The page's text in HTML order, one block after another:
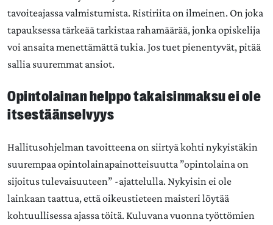
tavoiteajassa valmistumista. Ristiriita on ilmeinen. On joka
tapauksessa tärkeää tarkistaa rahamäärää, jonka opiskelija
voi ansaita menettämättä tukia. Jos tuet pienentyvät, pitää
sallia suuremmat ansiot.
Opintolainan helppo takaisinmaksu ei ole
itsestäänselvyys
Hallitusohjelman tavoitteena on siirtyä kohti nykyistäkin
suurempaa opintolainapainotteisuutta ”opintolaina on
sijoitus tulevaisuuteen” -ajattelulla. Nykyisin ei ole
lainkaan taattua, että oikeustieteen maisteri löytää
kohtuullisessa ajassa töitä. Kuluvana vuonna työttömien